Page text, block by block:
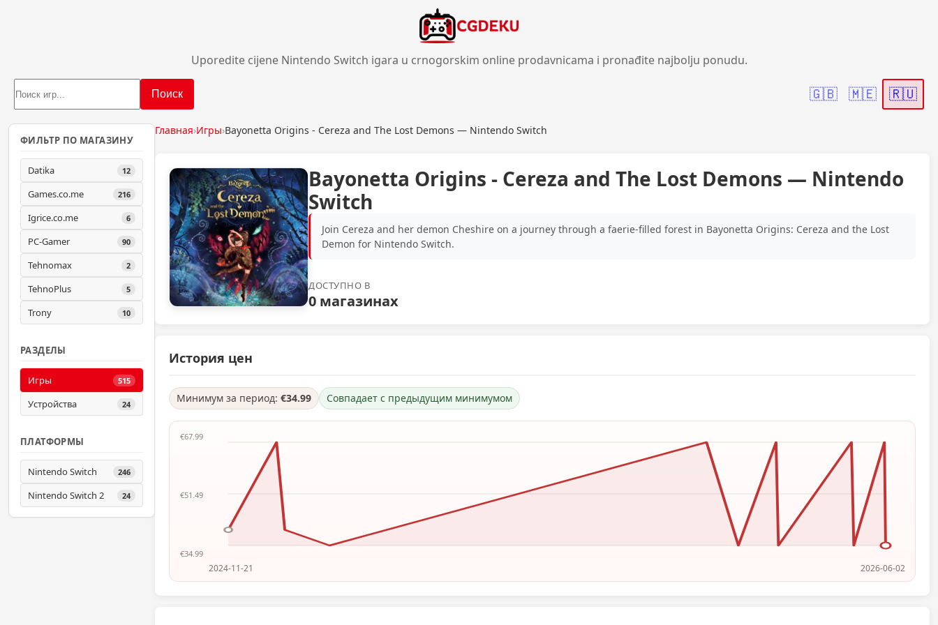
Uporedite cijene Nintendo Switch igara u crnogorskim online prodavnicama i pronađite najbolju ponudu.
Поиск 🇬🇧 🇲🇪 🇷🇺
ФИЛЬТР ПО МАГАЗИНУ
Datika 12
Games.co.me 216
Igrice.co.me 6
PC-Gamer 90
Tehnomax 2
TehnoPlus 5
Trony 10
РАЗДЕЛЫ
Игры 515
Устройства 24
ПЛАТФОРМЫ
Nintendo Switch 246
Nintendo Switch 2 24
Главная›Игры›Bayonetta Origins - Cereza and The Lost Demons — Nintendo Switch
Bayonetta Origins - Cereza and The Lost Demons — Nintendo
Switch
Join Cereza and her demon Cheshire on a journey through a faerie-filled forest in Bayonetta Origins: Cereza and the Lost
Demon for Nintendo Switch.
ДОСТУПНО В
0 магазинах
История цен
Минимум за период: €34.99 Совпадает с предыдущим минимумом
€67.99
€51.49
€34.99
2024-11-21 2026-06-02